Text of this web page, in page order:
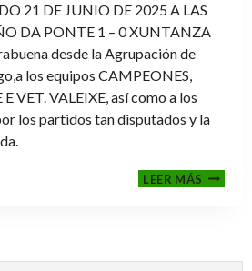
21 DE JUNIO DE 2025 A LAS
DA PONTE 1 – 0 XUNTANZA
desde la Agrupación de
los equipos CAMPEONES,
VET. VALEIXE, así como a los
los partidos tan disputados y la
LEER MÁS
2024-